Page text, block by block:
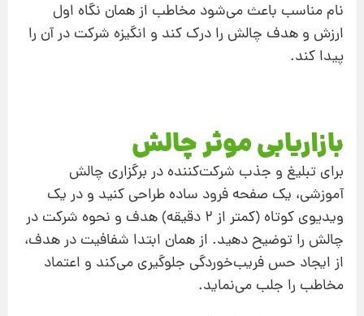
نام مناسب باعث می‌شود مخاطب از همان نگاه اول
ارزش و هدف چالش را درک کند و انگیزه شرکت در آن را
پیدا کند.
بازاریابی موثر چالش
برای تبلیغ و جذب شرکت‌کننده در برگزاری چالش
آموزشی، یک صفحه فرود ساده طراحی کنید و در یک
ویدیوی کوتاه (کمتر از ۲ دقیقه) هدف و نحوه شرکت در
چالش را توضیح دهید. از همان ابتدا شفافیت در هدف،
از ایجاد حس فریب‌خوردگی جلوگیری می‌کند و اعتماد
مخاطب را جلب می‌نماید.